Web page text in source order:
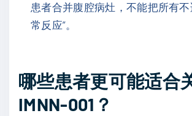
患者合并腹腔病灶，不能把所有不
常反应”。
哪些患者更可能适合
IMNN-001？